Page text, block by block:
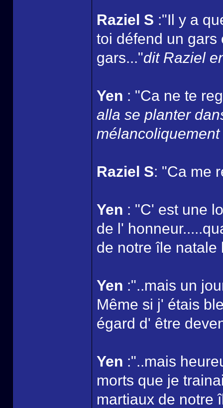
Raziel S :"Il y a
toi défend un gars
gars..."dit Raziel
Yen : "Ca ne te
alla se planter
Raziel S: "Ca me
Yen : "C' est une
de l'
de notre île natale
Yen :"..mais un
Même si j' étais
égard d' être
Yen :"..mais
morts que je
martiaux de notre